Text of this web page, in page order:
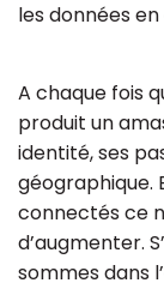
les données
A chaque fois
produit un
identité, ses
géographique.
connectés ce
d’augmenter.
sommes dans